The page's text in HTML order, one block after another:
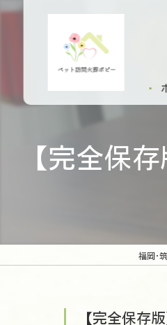
【完全保
福岡･
【完全保存